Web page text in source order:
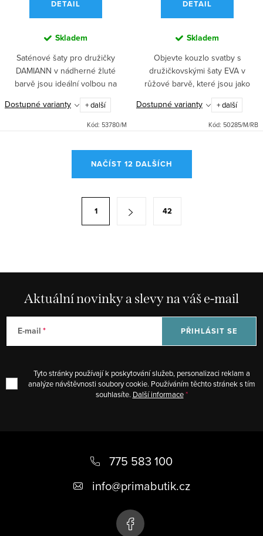
DETAIL
Skladem
Saténové šaty pro družičky
DAMIANN v nádherné žluté
barvě jsou ideální volbou na
svatbu, do tanečních i na ples.
Dlouhá sukně, rozparek a
pohodlné zapínání vzadu zipem
Dostupné varianty + další
Kód: 53780/M
DETAIL
Skladem
Objevte kouzlo svatby s
družičkovskými šaty EVA v
růžové barvě, které jsou jako
stvořené pro tanec a ples.
Krajkový top dodává šatům
romantický vzhled, zatímco lehká
Dostupné varianty + další
Kód: 50285/M/RB
p
NAČÍST 12 DALŠÍCH
v
n
1 42
Aktuální novinky a slevy na váš e-mail
E-mail
Tyto stránky používají k poskytování služeb, personalizaci reklam a
analýze návštěvnosti soubory cookie. Používáním těchto stránek s tím
souhlasíte. Další informace
PŘIHLÁSIT SE
775 583 100
info@primabutik.cz